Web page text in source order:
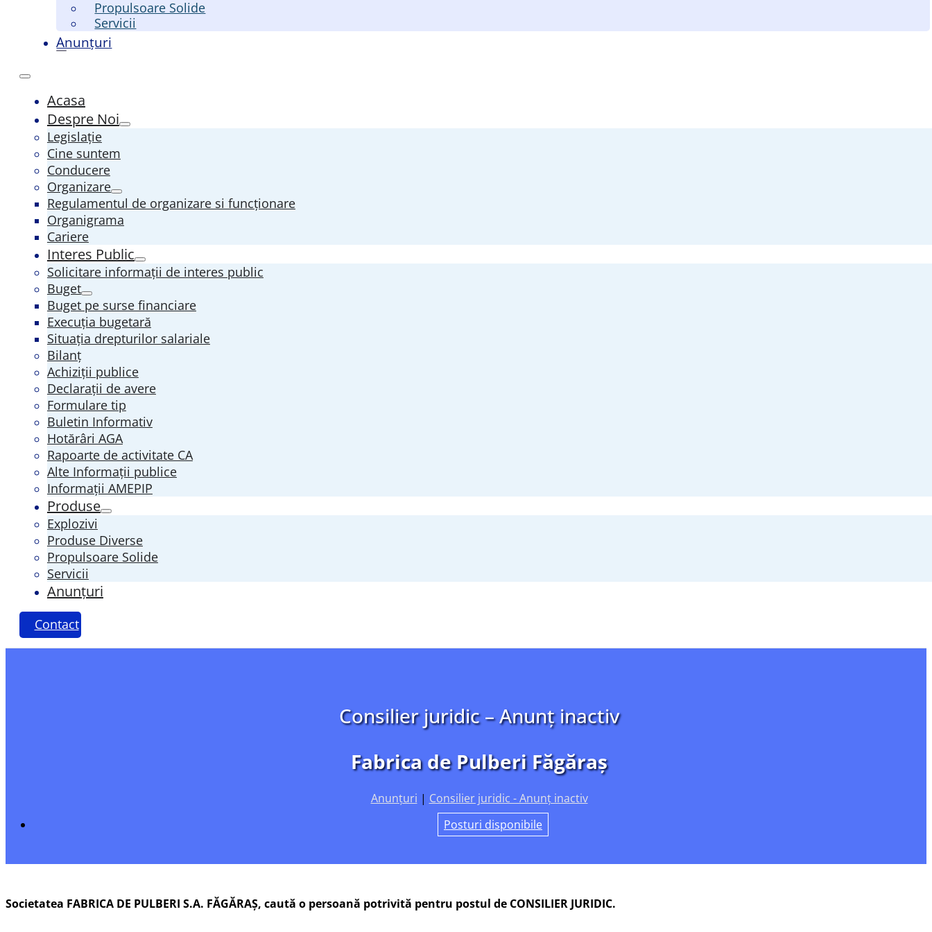
Propulsoare Solide
Servicii
Anunțuri
Acasa
Despre Noi
Legislație
Cine suntem
Conducere
Organizare
Regulamentul de organizare si funcționare
Organigrama
Cariere
Interes Public
Solicitare informații de interes public
Buget
Buget pe surse financiare
Execuția bugetară
Situația drepturilor salariale
Bilanț
Achiziții publice
Declarații de avere
Formulare tip
Buletin Informativ
Hotărâri AGA
Rapoarte de activitate CA
Alte Informații publice
Informații AMEPIP
Produse
Explozivi
Produse Diverse
Propulsoare Solide
Servicii
Anunțuri
Contact
Consilier juridic – Anunț inactiv
Fabrica de Pulberi Făgăraș
Anunțuri | Consilier juridic - Anunț inactiv
Posturi disponibile
Societatea FABRICA DE PULBERI S.A. FĂGĂRAȘ, caută o persoană potrivită pentru postul de CONSILIER JURIDIC.